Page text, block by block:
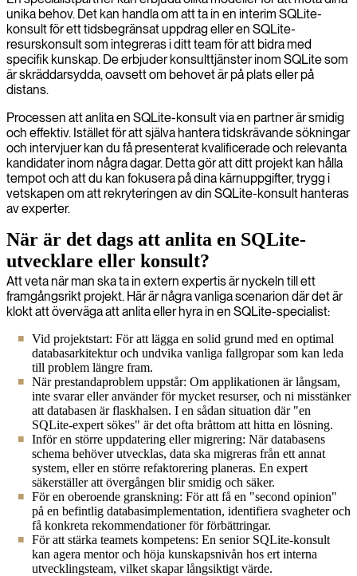
unika behov. Det kan handla om att ta in en interim SQLite-
konsult för ett tidsbegränsat uppdrag eller en SQLite-
resurskonsult som integreras i ditt team för att bidra med
specifik kunskap. De erbjuder konsulttjänster inom SQLite som
är skräddarsydda, oavsett om behovet är på plats eller på
distans.
Processen att anlita en SQLite-konsult via en partner är smidig
och effektiv. Istället för att själva hantera tidskrävande sökningar
och intervjuer kan du få presenterat kvalificerade och relevanta
kandidater inom några dagar. Detta gör att ditt projekt kan hålla
tempot och att du kan fokusera på dina kärnuppgifter, trygg i
vetskapen om att rekryteringen av din SQLite-konsult hanteras
av experter.
När är det dags att anlita en SQLite-
utvecklare eller konsult?
Att veta när man ska ta in extern expertis är nyckeln till ett
framgångsrikt projekt. Här är några vanliga scenarion där det är
klokt att överväga att anlita eller hyra in en SQLite-specialist:
Vid projektstart: För att lägga en solid grund med en optimal
databasarkitektur och undvika vanliga fallgropar som kan leda
till problem längre fram.
När prestandaproblem uppstår: Om applikationen är långsam,
inte svarar eller använder för mycket resurser, och ni misstänker
att databasen är flaskhalsen. I en sådan situation där "en
SQLite-expert sökes" är det ofta bråttom att hitta en lösning.
Inför en större uppdatering eller migrering: När databasens
schema behöver utvecklas, data ska migreras från ett annat
system, eller en större refaktorering planeras. En expert
säkerställer att övergången blir smidig och säker.
För en oberoende granskning: För att få en "second opinion"
på en befintlig databasimplementation, identifiera svagheter och
få konkreta rekommendationer för förbättringar.
För att stärka teamets kompetens: En senior SQLite-konsult
kan agera mentor och höja kunskapsnivån hos ert interna
utvecklingsteam, vilket skapar långsiktigt värde.